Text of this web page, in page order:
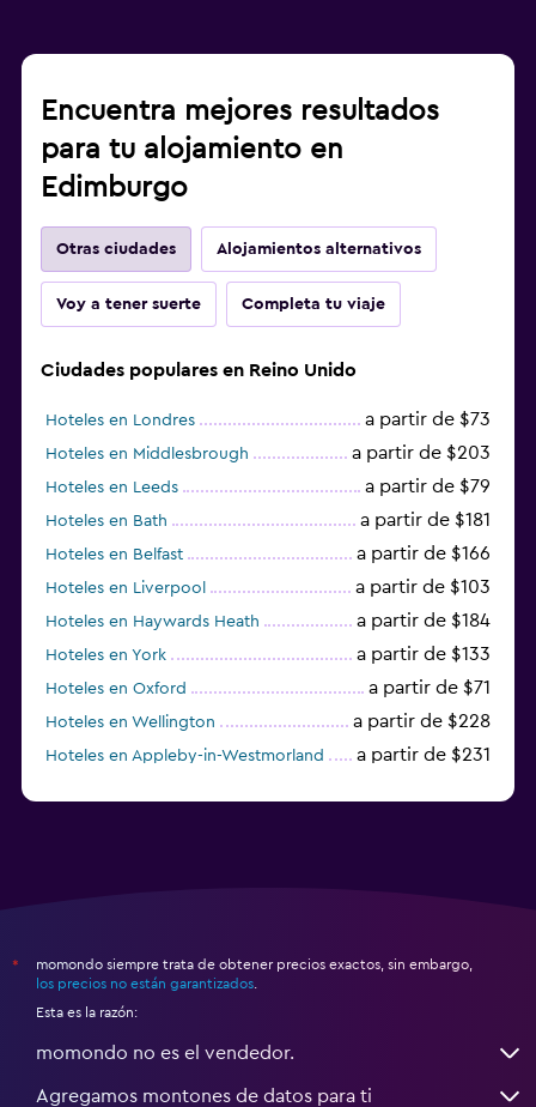
Encuentra mejores resultados
para tu alojamiento en
Edimburgo
Otras ciudades Alojamientos alternativos
Voy a tener suerte Completa tu viaje
Ciudades populares en Reino Unido
Hoteles en Londres a partir de $73
Hoteles en Middlesbrough a partir de $203
Hoteles en Leeds a partir de $79
Hoteles en Bath a partir de $181
Hoteles en Belfast a partir de $166
Hoteles en Liverpool a partir de $103
Hoteles en Haywards Heath a partir de $184
Hoteles en York a partir de $133
Hoteles en Oxford a partir de $71
Hoteles en Wellington a partir de $228
Hoteles en Appleby-in-Westmorland a partir de $231
*
momondo siempre trata de obtener precios exactos, sin embargo,
los precios no están garantizados
Esta es la razón:
momondo no es el vendedor.
Agregamos montones de datos para ti